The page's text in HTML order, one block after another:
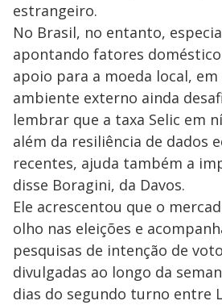
estrangeiro.
No Brasil, no entanto,
apontando fatores
apoio para a moeda local, em
ambiente externo ainda
lembrar que a taxa Selic em
além da resiliência de dados
recentes, ajuda também a
disse Boragini, da Davos.
Ele acrescentou que o
olho nas eleições e
pesquisas de intenção de
divulgadas ao longo da
dias do segundo turno entre